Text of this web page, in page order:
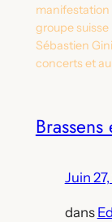
manifestation
groupe
Sébastien
concerts et
Juin
dans